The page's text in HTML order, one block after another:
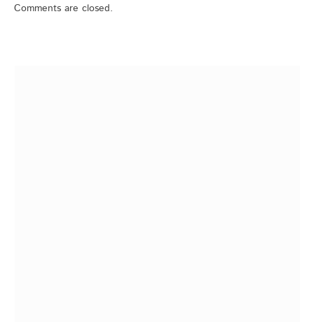
Comments are closed.